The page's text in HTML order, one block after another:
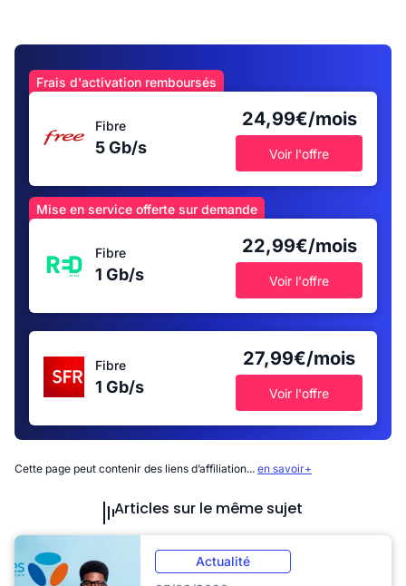
Frais d'activation remboursés
Fibre
5 Gb/s
24,99€/mois
Voir l'offre
Mise en service offerte sur demande
Fibre
1 Gb/s
22,99€/mois
Voir l'offre
Fibre
1 Gb/s
27,99€/mois
Voir l'offre
Cette page peut contenir des liens d’affiliation... en savoir+
Articles sur le même sujet
Actualité